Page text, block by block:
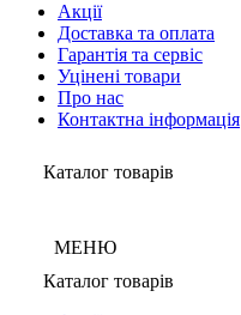
Акції
Доставка та оплата
Гарантія та сервіс
Уцінені товари
Про нас
Контактна інформація
Каталог товарів
МЕНЮ
Каталог товарів